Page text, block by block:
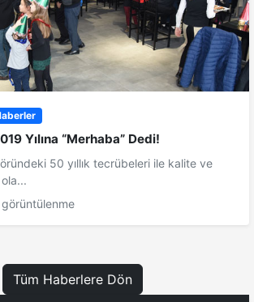
Yılına “Merhaba” Dedi!
50 yıllık tecrübeleri ile kalite ve
Tüm Haberlere Dön